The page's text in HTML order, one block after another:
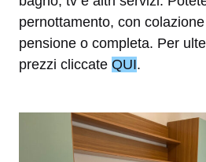
pernottamento, con
pensione o completa. Per
prezzi cliccate QUI.